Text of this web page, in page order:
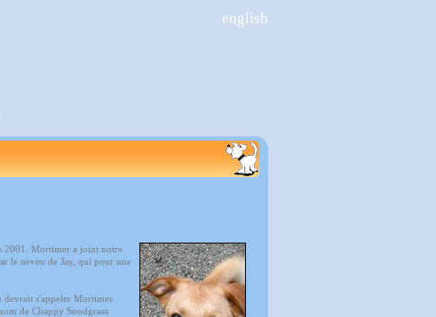
english
2001. Mortimer a joint notre
le neveu de Jay, qui pour une
devrait s'appeler Mortimer.
de Chappy Snodgrass